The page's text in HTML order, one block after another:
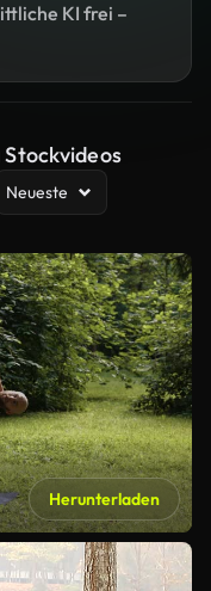
KI frei –
Neueste
Herunterladen